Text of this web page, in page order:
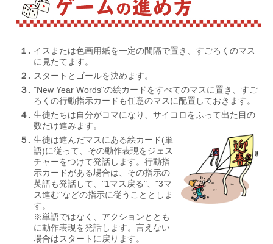
１. イスまたは色画用紙を一定の間隔で置き、すごろくのマス
に見たてます。
２. スタートとゴールを決めます。
３. "New Year Words"の絵カードをすべてのマスに置き、すご
ろくの行動指示カードも任意のマスに配置しておきます。
４. 生徒たちは自分がコマになり、サイコロをふって出た目の
数だけ進みます。
５. 生徒は進んだマスにある絵カード(単
語)に従って、その動作表現をジェス
チャーをつけて発話します。行動指
示カードがある場合は、その指示の
英語も発話して、"1マス戻る"、"3マ
ス進む"などの指示に従うこととしま
す。
※単語ではなく、アクションととも
に動作表現を発話します。言えない
場合はスタートに戻ります。